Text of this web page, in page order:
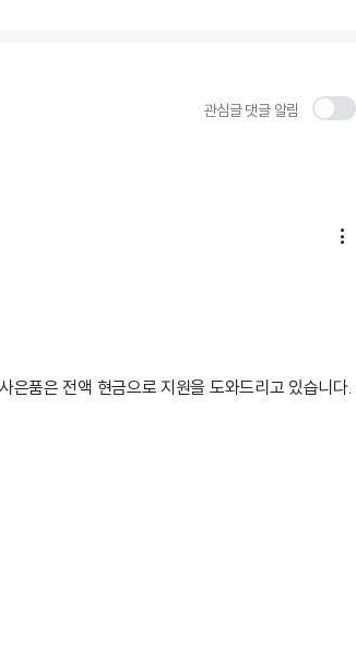
관심글 댓글 알림

품은 전액 현금으로 지원을 도와드리고 있습니다.